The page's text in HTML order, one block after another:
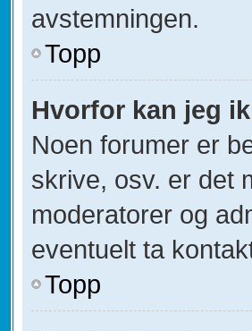
avstemningen.
Topp
Hvorfor kan jeg
Noen forumer er
skrive, osv. er det
moderatorer og
eventuelt ta
Topp